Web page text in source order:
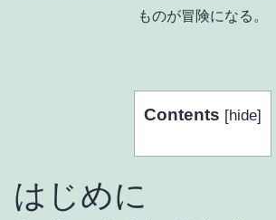
ものが冒険になる。
Contents [hide]
はじめに